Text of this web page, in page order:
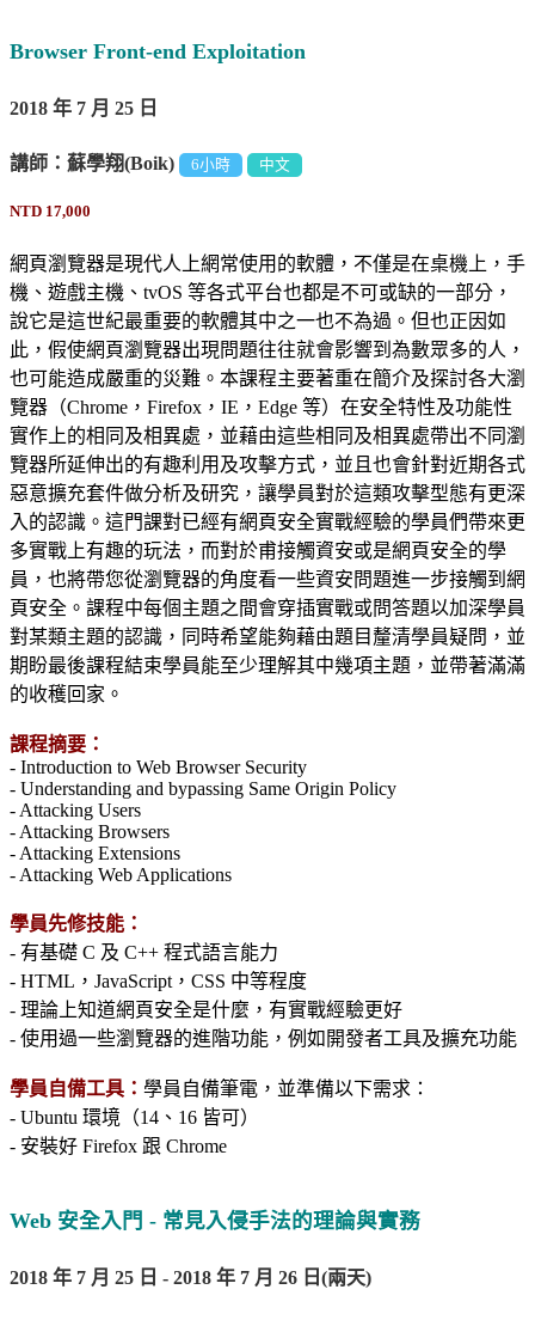
Browser Front-end Exploitation
2018 年 7 月 25 日
講師：蘇學翔(Boik) 6小時 中文
NTD 17,000
網頁瀏覽器是現代人上網常使用的軟體，不僅是在桌機上，手
機、遊戲主機、tvOS 等各式平台也都是不可或缺的一部分，
說它是這世紀最重要的軟體其中之一也不為過。但也正因如
此，假使網頁瀏覽器出現問題往往就會影響到為數眾多的人，
也可能造成嚴重的災難。本課程主要著重在簡介及探討各大瀏
覽器（Chrome，Firefox，IE，Edge 等）在安全特性及功能性
實作上的相同及相異處，並藉由這些相同及相異處帶出不同瀏
覽器所延伸出的有趣利用及攻擊方式，並且也會針對近期各式
惡意擴充套件做分析及研究，讓學員對於這類攻擊型態有更深
入的認識。這門課對已經有網頁安全實戰經驗的學員們帶來更
多實戰上有趣的玩法，而對於甫接觸資安或是網頁安全的學
員，也將帶您從瀏覽器的角度看一些資安問題進一步接觸到網
頁安全。課程中每個主題之間會穿插實戰或問答題以加深學員
對某類主題的認識，同時希望能夠藉由題目釐清學員疑問，並
期盼最後課程結束學員能至少理解其中幾項主題，並帶著滿滿
的收穫回家。
課程摘要：
- Introduction to Web Browser Security
- Understanding and bypassing Same Origin Policy
- Attacking Users
- Attacking Browsers
- Attacking Extensions
- Attacking Web Applications
學員先修技能：
- 有基礎 C 及 C++ 程式語言能力
- HTML，JavaScript，CSS 中等程度
- 理論上知道網頁安全是什麼，有實戰經驗更好
- 使用過一些瀏覽器的進階功能，例如開發者工具及擴充功能
學員自備工具： 學員自備筆電，並準備以下需求：
- Ubuntu 環境（14、16 皆可）
- 安裝好 Firefox 跟 Chrome
Web 安全入門 - 常見入侵手法的理論與實務
2018 年 7 月 25 日 - 2018 年 7 月 26 日(兩天)